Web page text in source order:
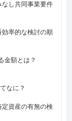
し共同事業要件
率的な検討の順
金額とは？
なに？
資産の有無の検